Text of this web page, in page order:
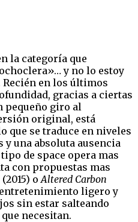
la categoría que
y no lo estoy
en los últimos
gracias a ciertas
pequeño giro al
original, está
que se traduce en niveles
y una absoluta ausencia
de space opera mas
con propuestas mas
(2015) o Altered Carbon
ligero y
sin estar salteando
necesitan.